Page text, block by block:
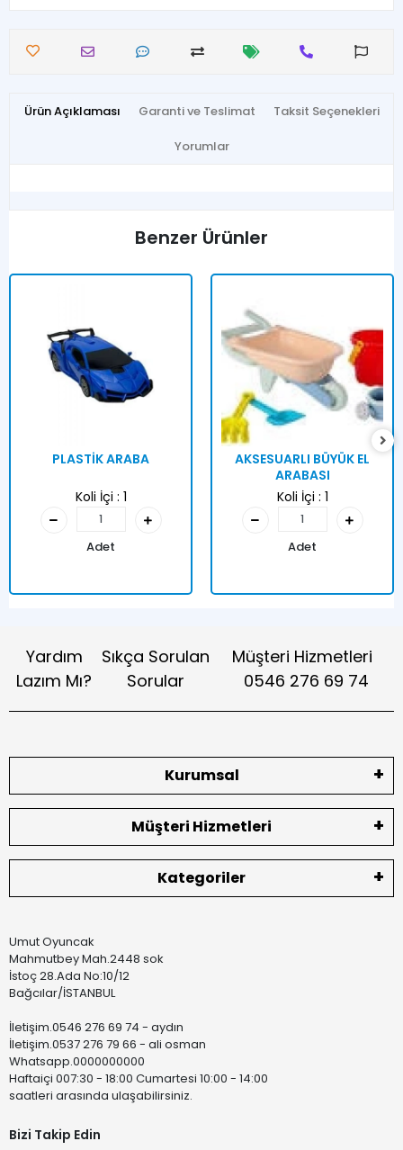
Ürün Açıklaması Garanti ve Teslimat Taksit Seçenekleri
Yorumlar
Benzer Ürünler
PLASTİK ARABA
Koli İçi : 1
Adet
AKSESUARLI BÜYÜK EL
ARABASI
Koli İçi : 1
Adet
Yardım
Lazım Mı?
Sıkça Sorulan
Sorular
Müşteri Hizmetleri
0546 276 69 74
Kurumsal
Müşteri Hizmetleri
Kategoriler
Umut Oyuncak
Mahmutbey Mah.2448 sok
İstoç 28.Ada No:10/12
Bağcılar/İSTANBUL
İletişim.0546 276 69 74 - aydın
İletişim.0537 276 79 66 - ali osman
Whatsapp.0000000000
Haftaiçi 007:30 - 18:00 Cumartesi 10:00 - 14:00
saatleri arasında ulaşabilirsiniz.
Bizi Takip Edin